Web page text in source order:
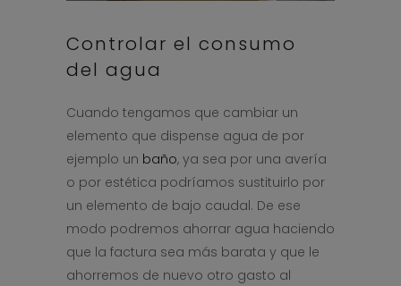
Controlar el consumo
del agua
Cuando tengamos que cambiar un
elemento que dispense agua de por
ejemplo un baño, ya sea por una avería
o por estética podríamos sustituirlo por
un elemento de bajo caudal. De ese
modo podremos ahorrar agua haciendo
que la factura sea más barata y que le
ahorremos de nuevo otro gasto al